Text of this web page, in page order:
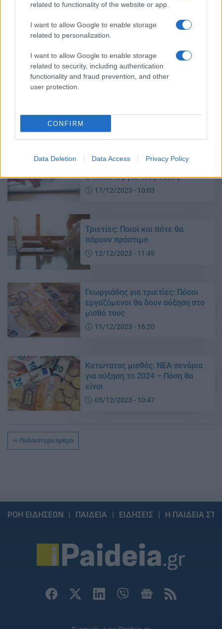
related to functionality of the website or app.
I want to allow Google to enable storage
related to personalization.
I want to allow Google to enable storage
related to security, including authentication
functionality and fraud prevention, and other
user protection.
CONFIRM
Data Deletion Data Access Privacy Policy
Τριετίες: Ποιοί θα δουν αυξήσεις
στους μισθούς τους το 2024
Δείτε πόσο αυξάνονται οι μισθοί
22/12/2023 - 09:00
Μισθοί – Τριετίες: Ποιοί θα δουν
Ο κίνδυνος για τους νέους
17/12/2023 - 10:03
Τριετίες: Ποιοί και πότε θα
πάρουν πρόστιμο
12/12/2023 - 11:49
Γεωργιάδης για τριετίες: Πόσοι
εργαζόμενοι θα δουν αύξηση στο
μισθό τους
11/12/2023 - 16:20
Κατώτατος μισθός: ΝΕΑ σενάρια
για αύξηση το 2024 – Πόση θα
είναι
05/12/2023 - 10:47
Παλαιότερα άρθρα
ΡΟΗ ΕΙΔΗΣΕΩΝ ΠΑΙΔΕΙΑ ΕΙΔΗΣΕΙΣ Η ΠΑΙΔΕΙΑ